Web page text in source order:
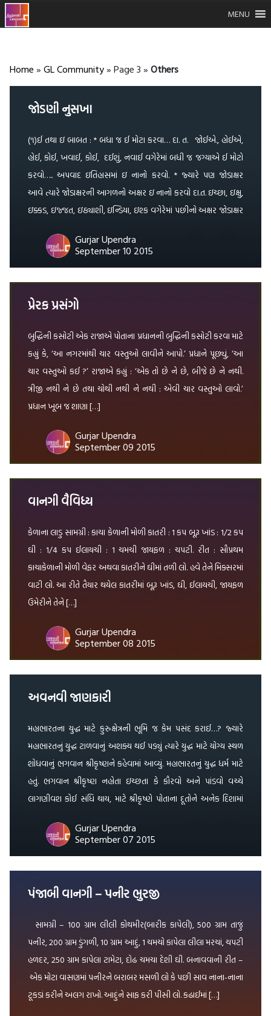
MENU
Home » GL Community» Page 3 » Others
જોડણી નુસખા
(૧)ઈ તથા ઇ બાબત : * બધા જ ઈ મોટા કરવા… દા. ત. જોઈએ., હોઈએ,
હોઈ, કોઈ, ખવાઈ, કોઈ, દઈશું, નવાઈ વગેરેમાં બધી જ જગ્યાએ ઈ મોટો
કરવો….. અપવાદ ઇતિહાસમાં ઇ નાનો કરવો. * જ્યારે પણ જોડાક્ષર
આવે ત્યારે જોડાક્ષરની આગળનો અક્ષર ઇ નાનો કરવો દા.ત. ઇચ્છા, ઇક્ષુ,
ઇક્કડ, ઇજ્જત, ઇઠ્યાશી, ઇન્ડિયા, ઇશ્ક વગેરેમાં પછીનો અક્ષર જોડાક્ષર
Gurjar Upendra
September 10 2015
પ્રેરક પ્રસંગો
બુદ્ધિની કસોટી એક રાજાએ પોતાના પ્રધાનની બુદ્ધિની કસોટી કરવા માટે
કહ્યું કે, ‘આ નગરમાંથી ચાર વસ્તુઓ લાવીને આપો.’ પ્રધાને પૂછ્યું, ‘આ
ચાર વસ્તુઓ કઈ ?’ રાજાએ કહ્યું : ‘એક તો છે ને છે, બીજે છે ને નથી.
ત્રીજી નથી ને છે તથા ચોથી નથી ને નથી : એવી ચાર વસ્તુઓ લાવો.’
પ્રધાન ખૂબ જ શાણા […]
Gurjar Upendra
September 09 2015
વાનગી વૈવિધ્ય
કેળાના લાડુ સામગ્રી : કાચા કેળાની મોળી કાતરી : 1 કપ બૂરૂ ખાંડ : 1/2 કપ
ઘી : 1/4 કપ ઈલાયચી : 1 ચમચી જાયફળ : ચપટી. રીત : સૌપ્રથમ
કાચાકેળાની મોળી વેફર અથવા કાતરીને ઘીમાં તળી લો. હવે તેને મિક્સરમાં
વાટી લો. આ રીતે તૈયાર થયેલ કાતરીમાં બૂરૂ ખાંડ, ઘી, ઈલાયચી, જાયફળ
ઉમેરીને તેને […]
Gurjar Upendra
September 08 2015
અવનવી જાણકારી
મહાભારતના યુદ્ધ માટે કુરુક્ષેત્રની ભૂમિ જ કેમ પસંદ કરાઈ…? જ્યારે
મહાભારતનું યુદ્ધ ટાળવાનું અશક્ય થઈ પડ્યું ત્યારે યુદ્ધ માટે યોગ્ય સ્થળ
શોધવાનું ભગવાન શ્રીકૃષ્ણને કહેવામાં આવ્યું. મહાભારતનું યુદ્ધ ધર્મ માટે
હતું. ભગવાન શ્રીકૃષ્ણ નહોતા ઇચ્છતા કે કૌરવો અને પાંડવો વચ્ચે
લાગણીવશ કોઈ સંધિ થાય, માટે શ્રીકૃષ્ણે પોતાના દૂતોને અનેક દિશામાં
Gurjar Upendra
September 07 2015
પંજાબી વાનગી – પનીર ભુરજી
સામગ્રી – 100 ગ્રામ લીલી કોથમીર(બારીક કાપેલી), 500 ગ્રામ તાજું
પનીર, 200 ગ્રામ ડુંગળી, 10 ગ્રામ આદું, 1 ચમચો કાપેલા લીલા મરચાં, ચપટી
હળદર, 250 ગ્રામ કાપેલા ટામેટા, દોઢ ચમચા દેશી ઘી. બનાવવાની રીત –
એક મોટા વાસણમાં પનીરને બરાબર મસળી લો કે પછી સાવ નાના-નાના
ટૂકડાં કરીને અલગ રાખો. આદુંને સાફ કરી પીસી લો. કઢાઈમાં […]